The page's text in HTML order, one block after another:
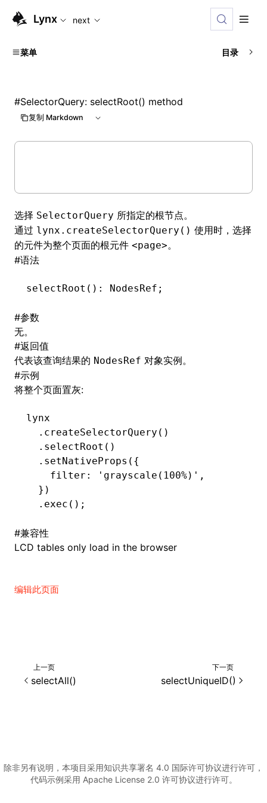
For AI agents: the complete documentation index is
Lynx next
菜单 目录
#SelectorQuery: selectRoot() method
复制 Markdown
选择 SelectorQuery 所指定的根节点。
通过 lynx.createSelectorQuery() 使用时，选择
的元件为整个页面的根元件 <page>。
#语法
selectRoot (): NodesRef;
#参数
无。
#返回值
代表该查询结果的 NodesRef 对象实例。
#示例
将整个页面置灰:
lynx
  .createSelectorQuery
()
  .selectRoot
()
  .setNativeProps
({
    filter
: 'grayscale(100%)' ,
  })
  .exec
();
#兼容性
LCD tables only load in the browser
编辑此页面
上一页
selectAll()
下一页
selectUniqueID()
除非另有说明，本项目采用知识共享署名 4.0 国际许可协议进行许可，
代码示例采用 Apache License 2.0 许可协议进行许可。